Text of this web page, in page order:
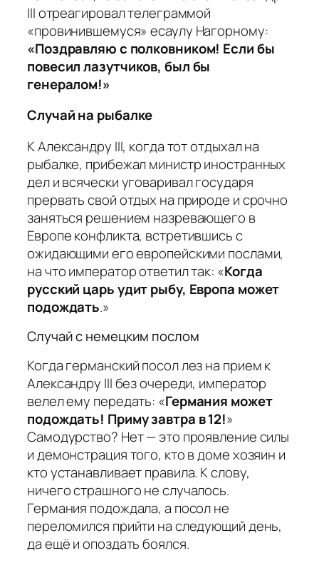
III отреагировал телеграммой
«провинившемуся» есаулу Нагорному:
«Поздравляю с полковником! Если бы
повесил лазутчиков, был бы
генералом!»
Случай на рыбалке
К Александру III, когда тот отдыхал на
рыбалке, прибежал министр иностранных
дел и всячески уговаривал государя
прервать свой отдых на природе и срочно
заняться решением назревающего в
Европе конфликта, встретившись с
ожидающими его европейскими послами,
на что император ответил так: «Когда
русский царь удит рыбу, Европа может
подождать.»
Случай с немецким послом
Когда германский посол лез на прием к
Александру III без очереди, император
велел ему передать: «Германия может
подождать! Приму завтра в 12!»
Самодурство? Нет — это проявление силы
и демонстрация того, кто в доме хозяин и
кто устанавливает правила. К слову,
ничего страшного не случалось.
Германия подождала, а посол не
переломился прийти на следующий день,
да ещё и опоздать боялся.